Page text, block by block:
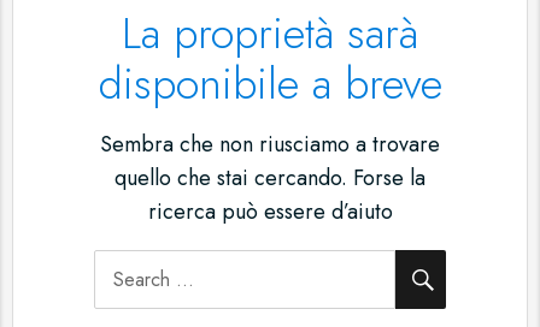
La proprietà sarà
disponibile a breve
Sembra che non riusciamo a trovare
quello che stai cercando. Forse la
ricerca può essere d’aiuto
Search